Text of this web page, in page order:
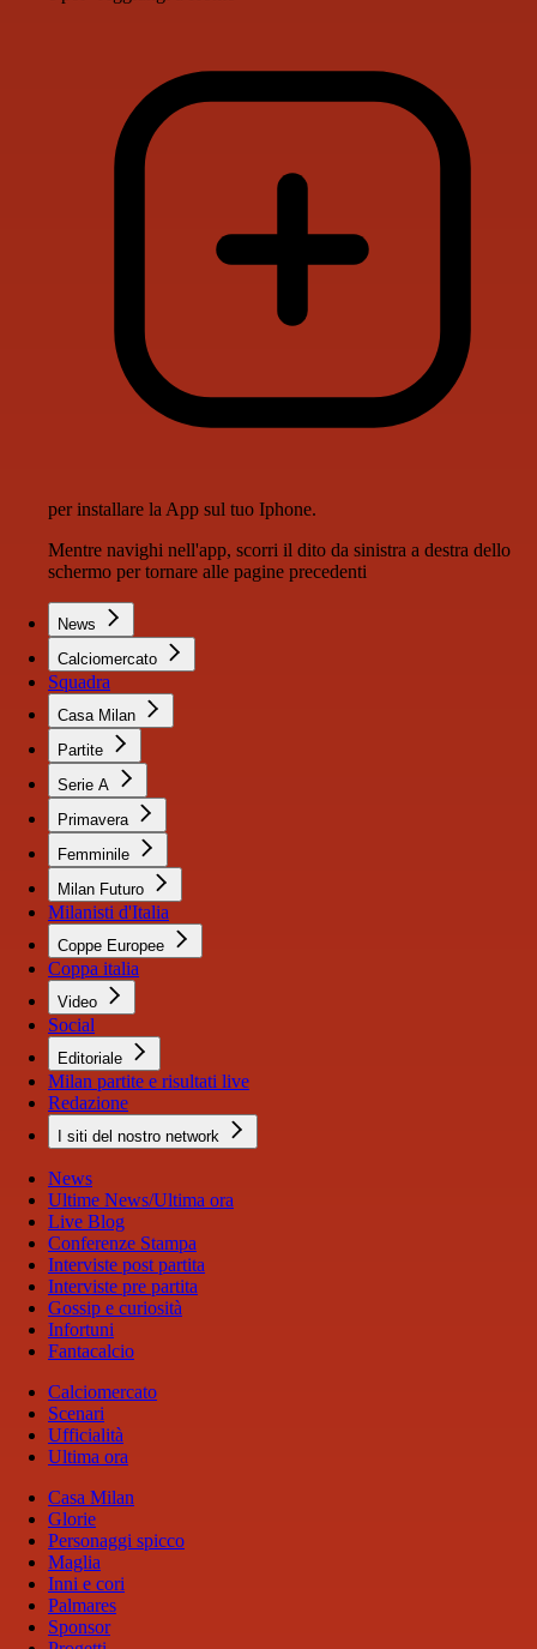
per installare la App sul tuo Iphone.
Mentre navighi nell'app, scorri il dito da sinistra a destra dello
schermo per tornare alle pagine precedenti
News
Calciomercato
Squadra
Casa Milan
Partite
Serie A
Primavera
Femminile
Milan Futuro
Milanisti d'Italia
Coppe Europee
Coppa italia
Video
Social
Editoriale
Milan partite e risultati live
Redazione
I siti del nostro network
News
Ultime News/Ultima ora
Live Blog
Conferenze Stampa
Interviste post partita
Interviste pre partita
Gossip e curiosità
Infortuni
Fantacalcio
Calciomercato
Scenari
Ufficialità
Ultima ora
Casa Milan
Glorie
Personaggi spicco
Maglia
Inni e cori
Palmares
Sponsor